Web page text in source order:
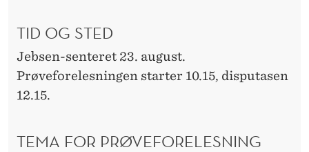
TID OG STED
Jebsen-senteret 23. august.
Prøveforelesningen starter 10.15, disputasen
12.15.
TEMA FOR PRØVEFORELESNING